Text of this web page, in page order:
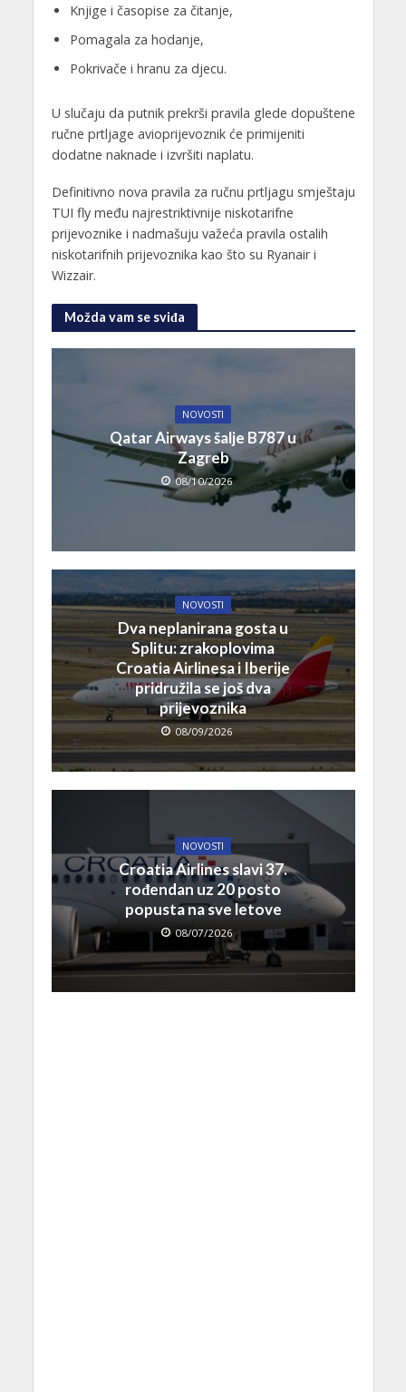
Knjige i časopise za čitanje,
Pomagala za hodanje,
Pokrivače i hranu za djecu.
U slučaju da putnik prekrši pravila glede dopuštene
ručne prtljage avioprijevoznik će primijeniti
dodatne naknade i izvršiti naplatu.
Definitivno nova pravila za ručnu prtljagu smještaju
TUI fly među najrestriktivnije niskotarifne
prijevoznike i nadmašuju važeća pravila ostalih
niskotarifnih prijevoznika kao što su Ryanair i
Wizzair.
Možda vam se sviđa
NOVOSTI
Qatar Airways šalje B787 u
Zagreb
08/10/2026
NOVOSTI
Dva neplanirana gosta u
Splitu: zrakoplovima
Croatia Airlinesa i Iberije
pridružila se još dva
prijevoznika
08/09/2026
NOVOSTI
Croatia Airlines slavi 37.
rođendan uz 20 posto
popusta na sve letove
08/07/2026